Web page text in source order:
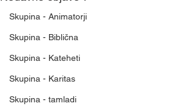
Skupina - Animatorji
Skupina - Biblična
Skupina - Kateheti
Skupina - Karitas
Skupina - tamladi